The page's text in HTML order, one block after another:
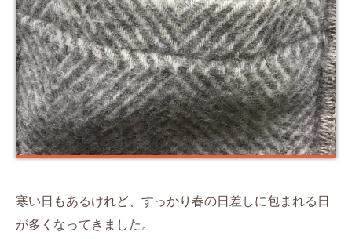
寒い日もあるけれど、すっかり春の日差しに包まれる日
が多くなってきました。